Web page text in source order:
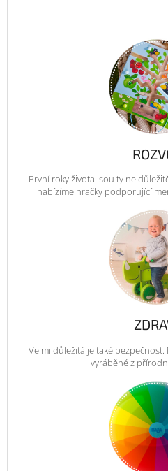
První roky života jsou ty
nabízíme hračky podporující
Velmi důležitá je také
vyráběné z